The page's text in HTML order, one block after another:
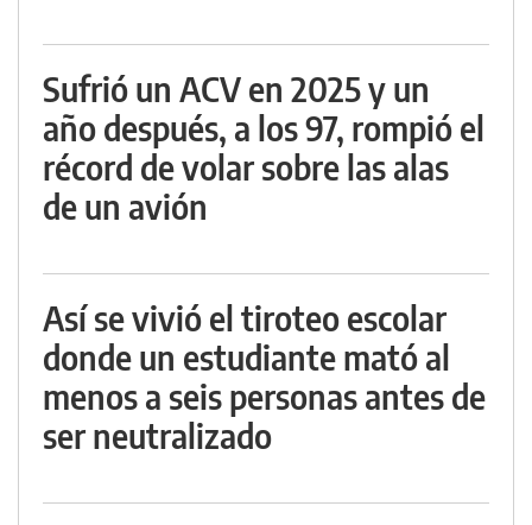
Sufrió un ACV en 2025 y un
año después, a los 97, rompió el
récord de volar sobre las alas
de un avión
Así se vivió el tiroteo escolar
donde un estudiante mató al
menos a seis personas antes de
ser neutralizado